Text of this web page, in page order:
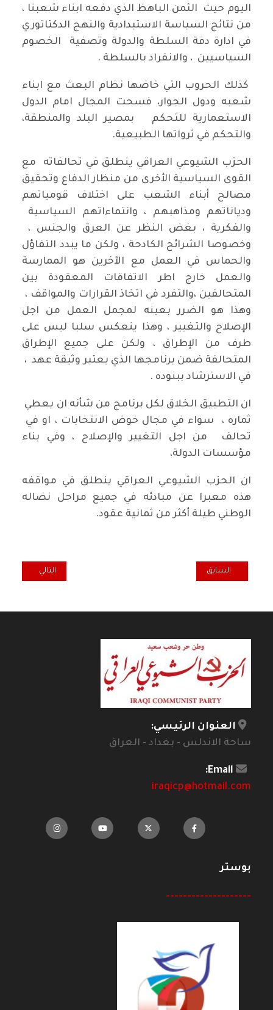
اليوم حيث الثمن الباهظ الذي دفعه ابناء شعبنا ،
من نتائج السياسة الاستبدادية والنهج الدكتاتوري
في ادارة دفة السلطة والدولة وتصفية الخصوم
السياسيين ، والانفراد بالسلطة .
كذلك الحروب التي خاضها نظام البعث مع ابناء
شعبه ودول الجوار، فسحت المجال امام الدول
الاستعمارية للتحكم بمصير البلد والمنطقة،
والتحكم في ثرواتها الطبيعية.
الحزب الشيوعي العراقي ينطلق في تحالفاته مع
القوى السياسية الأخرى من منظار الدفاع وتحقيق
مصالح أبناء الشعب على اختلاف قومياتهم
ودياناتهم ومذاهبهم ، وانتماءاتهم السياسية
والفكرية ، بغض النظر عن العرق والجنس ،
وخصوصا الشرائح الكادحة ، ولكن ما يبدد التفاؤل
والحماس في العمل مع الآخرين هو الممارسة
والعمل خارج اطر الاتفاقات المعقودة بين
المتحالفين ،والتفرد في اتخاذ القرارات والمواقف ،
وهذا هو الضرر بعينه لمجمل العمل من اجل
الإصلاح والتغيير ، وهذا ينعكس سلبا ليس على
طرف من الإطراق ، ولكن على جميع الإطراق
المتحالفة ضمن برنامجها الذي يعتبر وثيقة عهد ،
في الاسترشاد ببنوده .
ان التطبيق الخلاق لكل برنامج من شأنه ان يعطي
ثماره ، سواء في مجال خوض الانتخابات ، او في
تحالف من اجل التغيير والإصلاح ، وفي بناء
مؤسسات الدولة،
ان الحزب الشيوعي العراقي ينطلق في مواقفه
هذه معبرا عن مبادئه في جميع مراحل نضاله
الوطني طيلة أكثر من ثمانية عقود.
المقال السابق: أفكارحول بعض اشكال التحالفات السياسية
السابق المقال التالي:
التالي
العنوان الرئيسي:
ساحة الاندلس - بغداد - العراق
Email:
iraqicp@hotmail.com
بوستر
--------------------